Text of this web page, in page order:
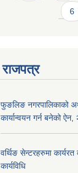
6
राजपत्र
फुङलिङ नगरपालिकाको
कार्यान्वयन गर्न बनेको
वर्थिङ सेन्टरहरुमा कार्यरत
कार्यविधि